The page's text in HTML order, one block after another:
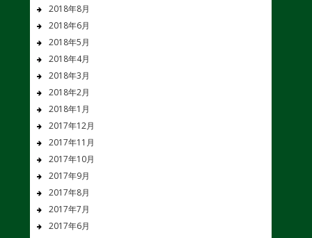
2018年8月
2018年6月
2018年5月
2018年4月
2018年3月
2018年2月
2018年1月
2017年12月
2017年11月
2017年10月
2017年9月
2017年8月
2017年7月
2017年6月